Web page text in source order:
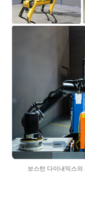
보스턴 다이내믹스